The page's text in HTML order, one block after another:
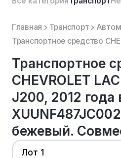
Главная Транспорт
Транспортное
CHEVROLET
J200, 2012 года
бежевый.
Лот 1